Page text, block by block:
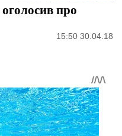
про
15:50 30.04.18